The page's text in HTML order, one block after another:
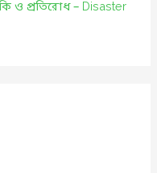
ও প্রতিরোধ – Disaster